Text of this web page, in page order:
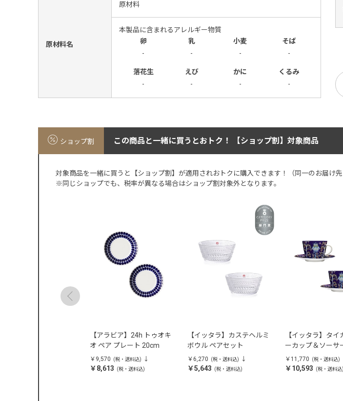
原材料名
原材料
本製品に含まれるアレルギー物質
卵
乳 小麦
そば
-
- - -
落花生 えび かに
くるみ
-
- - -
ショップ割 この商品と一緒に買うとおトク！ 【ショップ割】対象商品
対象商品を一緒に買うと【ショップ割】が適用されおトクに購入できます！（同一のお届け
※同じショップでも、税率が異なる場合はショップ割対象外となります。
【アラビア】24h トゥオキ
オ ペア プレート 20cm
￥9,570 (税・送料込)
￥8,613 (税・送料込)
【イッタラ】カステヘルミ
ボウル ペアセット
￥6,270 (税・送料込)
￥5,643 (税・送料込)
【イッタラ】タイ
ーカップ＆ソーサ
ット（ブルー）
￥11,770 (税・送料込)
￥10,593 (税・送料込)